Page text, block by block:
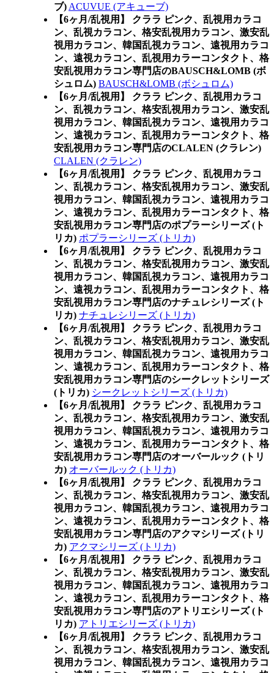
ブ) ACUVUE (アキューブ)
【6ヶ月/乱視用】 クララ ピンク、乱視用カラコ
ン、乱視カラコン、格安乱視用カラコン、激安乱
視用カラコン、韓国乱視カラコン、遠視用カラコ
ン、遠視カラコン、乱視用カラーコンタクト、格
安乱視用カラコン専門店のBAUSCH&LOMB (ボ
シュロム) BAUSCH&LOMB (ボシュロム)
【6ヶ月/乱視用】 クララ ピンク、乱視用カラコ
ン、乱視カラコン、格安乱視用カラコン、激安乱
視用カラコン、韓国乱視カラコン、遠視用カラコ
ン、遠視カラコン、乱視用カラーコンタクト、格
安乱視用カラコン専門店のCLALEN (クラレン)
CLALEN (クラレン)
【6ヶ月/乱視用】 クララ ピンク、乱視用カラコ
ン、乱視カラコン、格安乱視用カラコン、激安乱
視用カラコン、韓国乱視カラコン、遠視用カラコ
ン、遠視カラコン、乱視用カラーコンタクト、格
安乱視用カラコン専門店のポプラーシリーズ (ト
リカ) ポプラーシリーズ (トリカ)
【6ヶ月/乱視用】 クララ ピンク、乱視用カラコ
ン、乱視カラコン、格安乱視用カラコン、激安乱
視用カラコン、韓国乱視カラコン、遠視用カラコ
ン、遠視カラコン、乱視用カラーコンタクト、格
安乱視用カラコン専門店のナチュレシリーズ (ト
リカ) ナチュレシリーズ (トリカ)
【6ヶ月/乱視用】 クララ ピンク、乱視用カラコ
ン、乱視カラコン、格安乱視用カラコン、激安乱
視用カラコン、韓国乱視カラコン、遠視用カラコ
ン、遠視カラコン、乱視用カラーコンタクト、格
安乱視用カラコン専門店のシークレットシリーズ
(トリカ) シークレットシリーズ (トリカ)
【6ヶ月/乱視用】 クララ ピンク、乱視用カラコ
ン、乱視カラコン、格安乱視用カラコン、激安乱
視用カラコン、韓国乱視カラコン、遠視用カラコ
ン、遠視カラコン、乱視用カラーコンタクト、格
安乱視用カラコン専門店のオーバールック (トリ
カ) オーバールック (トリカ)
【6ヶ月/乱視用】 クララ ピンク、乱視用カラコ
ン、乱視カラコン、格安乱視用カラコン、激安乱
視用カラコン、韓国乱視カラコン、遠視用カラコ
ン、遠視カラコン、乱視用カラーコンタクト、格
安乱視用カラコン専門店のアクマシリーズ (トリ
カ) アクマシリーズ (トリカ)
【6ヶ月/乱視用】 クララ ピンク、乱視用カラコ
ン、乱視カラコン、格安乱視用カラコン、激安乱
視用カラコン、韓国乱視カラコン、遠視用カラコ
ン、遠視カラコン、乱視用カラーコンタクト、格
安乱視用カラコン専門店のアトリエシリーズ (ト
リカ) アトリエシリーズ (トリカ)
【6ヶ月/乱視用】 クララ ピンク、乱視用カラコ
ン、乱視カラコン、格安乱視用カラコン、激安乱
視用カラコン、韓国乱視カラコン、遠視用カラコ